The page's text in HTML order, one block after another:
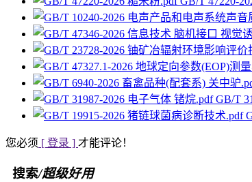
GB/T
您必须 [ 登录 ] 才能评论！
搜索/超级好用